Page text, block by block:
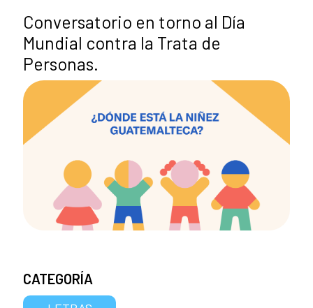
Conversatorio en torno al Día
Mundial contra la Trata de
Personas.
CATEGORÍA